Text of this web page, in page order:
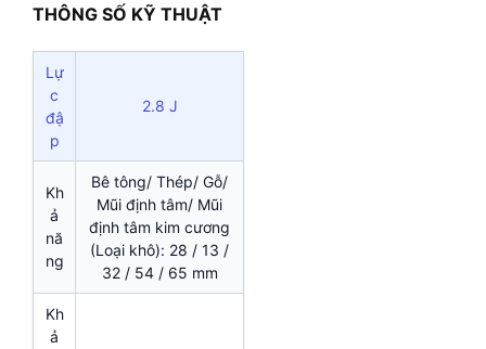
THÔNG SỐ KỸ THUẬT
Lự
c
đậ
p
2.8 J
Kh
ả
nă
ng
Bê tông/ Thép/ Gỗ/
Mũi định tâm/ Mũi
định tâm kim cương
(Loại khô): 28 / 13 /
32 / 54 / 65 mm
Kh
ả